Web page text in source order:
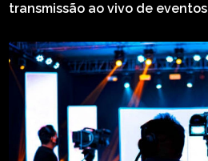
transmissão ao vivo de eventos